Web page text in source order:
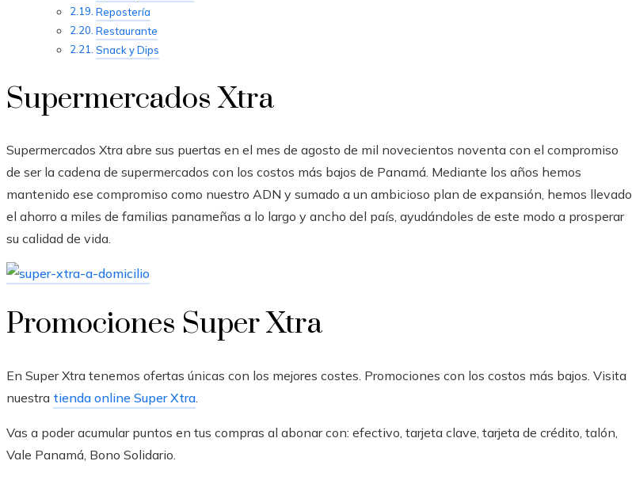
Repostería
Restaurante
Snack y Dips
Supermercados Xtra
Supermercados Xtra abre sus puertas en el mes de agosto de mil novecientos noventa con el compromiso
de ser la cadena de supermercados con los costos más bajos de Panamá. Mediante los años hemos
mantenido ese compromiso como nuestro ADN y sumado a un ambicioso plan de expansión, hemos llevado
el ahorro a miles de familias panameñas a lo largo y ancho del país, ayudándoles de este modo a prosperar
su calidad de vida.
Promociones Super Xtra
En Super Xtra tenemos ofertas únicas con los mejores costes. Promociones con los costos más bajos. Visita
nuestra tienda online Super Xtra
Vas a poder acumular puntos en tus compras al abonar con: efectivo, tarjeta clave, tarjeta de crédito, talón,
Vale Panamá, Bono Solidario.